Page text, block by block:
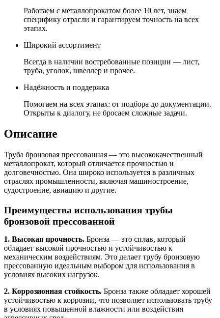
Работаем с металлопрокатом более 10 лет, знаем
специфику отрасли и гарантируем точность на всех
этапах.
Широкий ассортимент
Всегда в наличии востребованные позиции — лист,
труба, уголок, швеллер и прочее.
Надёжность и поддержка
Помогаем на всех этапах: от подбора до документации.
Открыты к диалогу, не бросаем сложные задачи.
Описание
Труба бронзовая прессованная — это высококачественный
металлопрокат, который отличается прочностью и
долговечностью. Она широко используется в различных
отраслях промышленности, включая машиностроение,
судостроение, авиацию и другие.
Преимущества использования трубы
бронзовой прессованной
1. Высокая прочность. Бронза — это сплав, который
обладает высокой прочностью и устойчивостью к
механическим воздействиям. Это делает трубу бронзовую
прессованную идеальным выбором для использования в
условиях высоких нагрузок.
2. Коррозионная стойкость. Бронза также обладает хорошей
устойчивостью к коррозии, что позволяет использовать трубу
в условиях повышенной влажности или воздействия